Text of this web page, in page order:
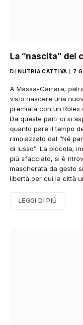
La “nascita” del
DI NUTRIA CATTIVA 7
A Massa-Carrara,
visto nascere una
premiata con un Rolex
Da queste parti ci si
quanto pare il tempo
rimpiazzato dal “Né
di lusso”. La piccola,
più sfacciato, si è
mascherata da gesto
libertà per cui la città
LEGGI DI PIÙ